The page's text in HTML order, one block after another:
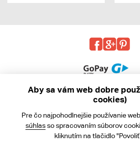
Obchodné
Ochrana osobných
Aby sa vám web dobre
cookies)
Pre čo najpohodlnejšie používanie
súhlasso spracovaním súborov
kliknutím na tlačidlo "Povoliť